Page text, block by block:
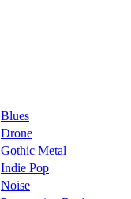
Blues
Drone
Gothic Metal
Indie Pop
Noise